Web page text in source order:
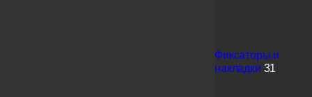
Фиксаторы и
накладки 31